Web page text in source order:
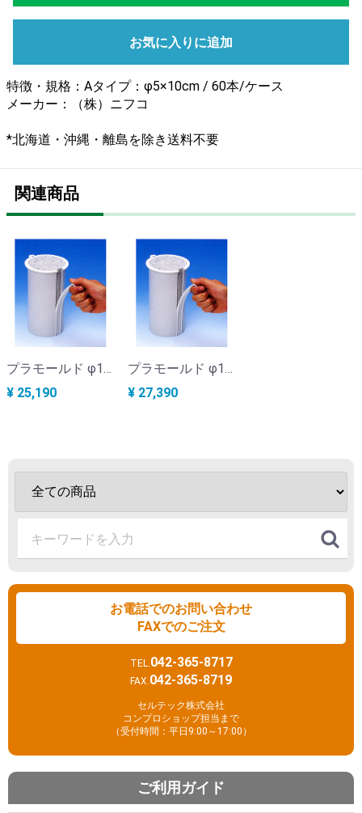
お電話でのお問い合わせ
FAXでのご注文
TEL.042-365-8717
FAX.042-365-8719
セルテック株式会社
コンプロショップ担当まで
（受付時間：平日9:00～17:00）
ご利用ガイド
お気に入りに追加
特徴・規格：Aタイプ：φ5×10cm / 60本/ケース
メーカー：（株）ニフコ
*北海道・沖縄・離島を除き送料不要
関連商品
プラモールド φ10×20cm （48本入）KC-316B
¥ 25,190
プラモールド φ12.5×25cm （18本入）KC-316C
¥ 27,390